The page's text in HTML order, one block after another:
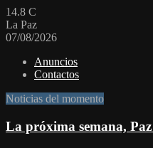
14.8 C
La Paz
07/08/2026
Anuncios
Contactos
Noticias del momento
La próxima semana,